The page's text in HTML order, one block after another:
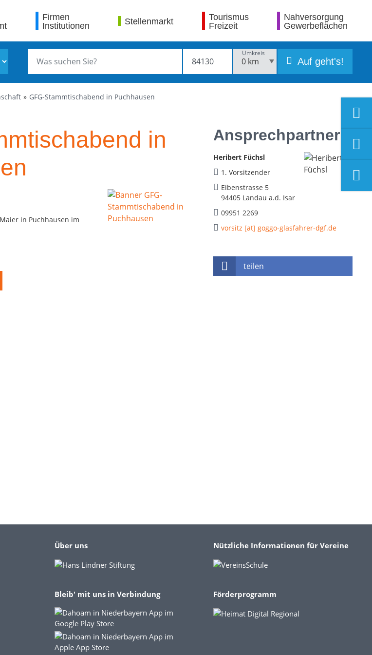
Firmen
Institutionen
Stellenmarkt
Tourismus
Freizeit
Nahversorgung
Gewerbeflächen
Umkreis
Auf geht's!
GFG-Stammtischabend in Puchhausen
in
in Puchhausen im
Ansprechpartner
Heribert Füchsl
1. Vorsitzender
Eibenstrasse 5
94405 Landau a.d. Isar
09951 2269
vorsitz [at] goggo-glasfahrer-dgf.de
teilen
Über uns
Bleib' mit uns in Verbindung
Nützliche Informationen für Vereine
Förderprogramm